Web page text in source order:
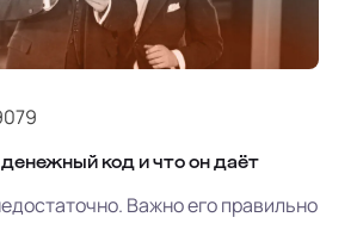
код и что он даёт
Важно его правильно